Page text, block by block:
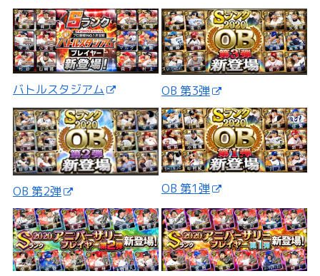
バトルスタジアム OB 第3弾
OB 第2弾 OB 第1弾